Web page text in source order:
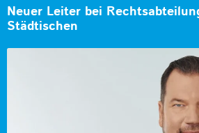
Neuer Leiter bei
Städtischen